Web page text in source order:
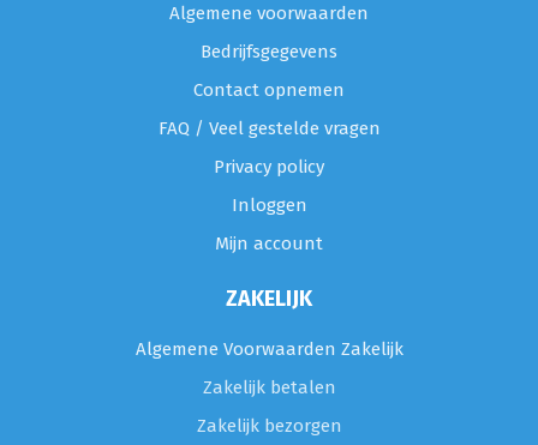
Algemene voorwaarden
Bedrijfsgegevens
Contact opnemen
FAQ / Veel gestelde vragen
Privacy policy
Inloggen
Mijn account
ZAKELIJK
Algemene Voorwaarden Zakelijk
Zakelijk betalen
Zakelijk bezorgen